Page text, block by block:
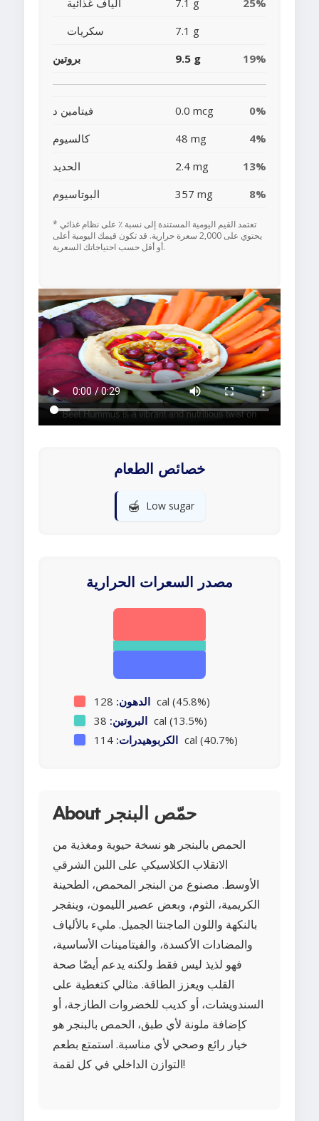
ألياف غذائية 7.1 g
25%
سكريات
7.1 g
بروتين
9.5 g 19%
فيتامين د 0.0 mcg
0%
كالسيوم
48 mg
4%
الحديد
2.4 mg
13%
البوتاسيوم
357 mg 8%
* تعتمد القيم اليومية المستندة إلى نسبة ٪ على نظام غذائي
يحتوي على 2,000 سعرة حرارية. قد تكون قيمك اليومية أعلى
أو أقل حسب احتياجاتك السعرية.
خصائص الطعام
🍯 Low sugar
مصدر السعرات الحرارية
الدهون: 128 cal (45.8%)
البروتين: 38 cal (13.5%)
الكربوهيدرات: 114 cal (40.7%)
About حمّص البنجر
الحمص بالبنجر هو نسخة حيوية ومغذية من
الانقلاب الكلاسيكي على اللبن الشرقي
الأوسط. مصنوع من البنجر المحمص، الطحينة
الكريمية، الثوم، وبعض عصير الليمون، وينفجر
بالنكهة واللون الماجنتا الجميل. مليء بالألياف
والمضادات الأكسدة، والفيتامينات الأساسية،
فهو لذيذ ليس فقط ولكنه يدعم أيضًا صحة
القلب ويعزز الطاقة. مثالي كتغطية على
السندويشات، أو كديب للخضروات الطازجة، أو
كإضافة ملونة لأي طبق، الحمص بالبنجر هو
خيار رائع وصحي لأي مناسبة. استمتع بطعم
التوازن الداخلي في كل لقمة!